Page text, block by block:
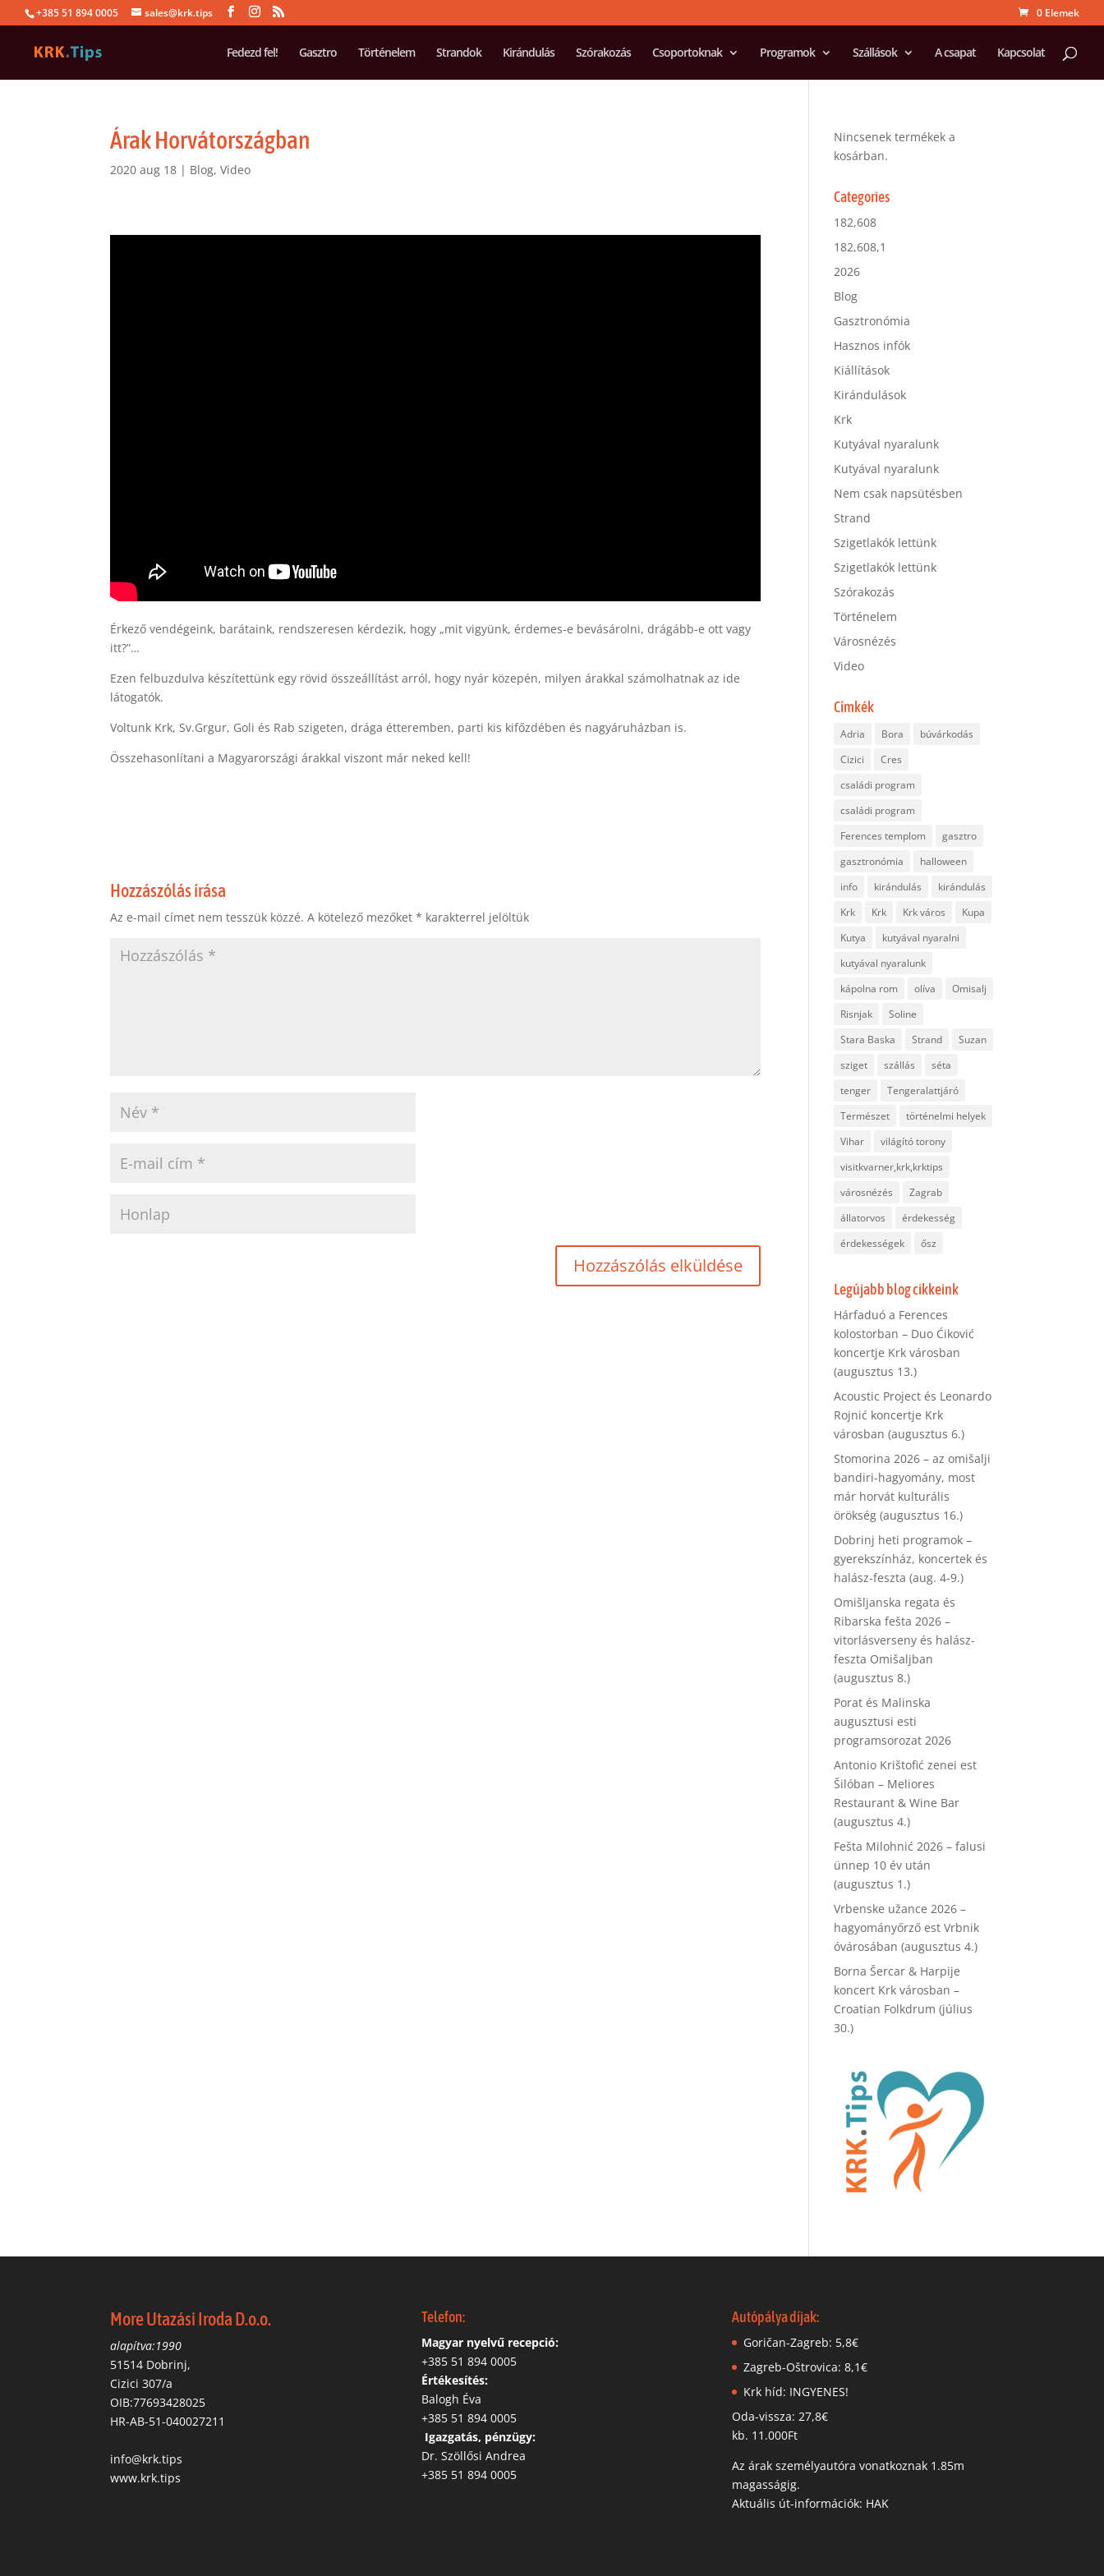
+385 51 894 0005 sales@krk.tips 0 Elemek
Fedezd fel! Gasztro Történelem Strandok Kirándulás Szórakozás Csoportoknak Programok Szállások A csapat Kapcsolat
Árak Horvátországban
2020 aug 18 | Blog,Video
Érkező vendégeink, barátaink, rendszeresen kérdezik, hogy „mit vigyünk, érdemes-e bevásárolni, drágább-e ott vagy
itt?”…
Ezen felbuzdulva készítettünk egy rövid összeállítást arról, hogy nyár közepén, milyen árakkal számolhatnak az ide
látogatók.
Voltunk Krk, Sv.Grgur, Goli és Rab szigeten, drága étteremben, parti kis kifőzdében és nagyáruházban is.
Összehasonlítani a Magyarországi árakkal viszont már neked kell!
Hozzászólás írása
Az e-mail címet nem tesszük közzé. A kötelező mezőket* karakterrel jelöltük
Nincsenek termékek a
kosárban.
Categories
182,608
182,608,1
2026
Blog
Gasztronómia
Hasznos infók
Kiállítások
Kirándulások
Krk
Kutyával nyaralunk
Kutyával nyaralunk
Nem csak napsütésben
Strand
Szigetlakók lettünk
Szigetlakók lettünk
Szórakozás
Történelem
Városnézés
Video
Címkék
Adria Bora
búvárkodás
Cizici
Cres
családi program
családi program
Ferences templom
gasztro
gasztronómia
halloween
info
kirándulás
kirándulás
Krk
Krk Krk város
Kupa
Kutya
kutyával nyaralni
kutyával nyaralunk
kápolna rom
olíva
Omisalj
Risnjak
Soline
Stara Baska
Strand
Suzan
sziget
szállás
séta
tenger
Tengeralattjáró
Természet
történelmi helyek
Vihar
világító torony
visitkvarner,krk,krktips
városnézés
Zagrab
állatorvos
érdekesség
érdekességek
ősz
Legújabb blog cikkeink
Hárfaduó a Ferences
kolostorban – Duo Ćiković
koncertje Krk városban
(augusztus 13.)
Acoustic Project és Leonardo
Rojnić koncertje Krk
városban (augusztus 6.)
Stomorina 2026 – az omišalji
bandiri-hagyomány, most
már horvát kulturális
örökség (augusztus 16.)
Dobrinj heti programok –
gyerekszínház, koncertek és
halász-feszta (aug. 4-9.)
Omišljanska regata és
Ribarska fešta 2026 –
vitorlásverseny és halász-
feszta Omišaljban
(augusztus 8.)
Porat és Malinska
augusztusi esti
programsorozat 2026
Antonio Krištofić zenei est
Šilóban – Meliores
Restaurant & Wine Bar
(augusztus 4.)
Fešta Milohnić 2026 – falusi
ünnep 10 év után
(augusztus 1.)
Vrbenske užance 2026 –
hagyományőrző est Vrbnik
óvárosában (augusztus 4.)
Borna Šercar & Harpije
koncert Krk városban –
Croatian Folkdrum (július
30.)
More Utazási Iroda D.o.o.
alapítva:1990
51514 Dobrinj,
Cizici 307/a
OIB:77693428025
HR-AB-51-040027211
info@krk.tips
www.krk.tips
Telefon:
Magyar nyelvű recepció:
‭+385 51 894 0005
Értékesítés:
Balogh Éva
+385 51 894 0005
Igazgatás, pénzügy:
Dr. Szöllősi Andrea
+385 51 894 0005
Autópálya díjak:
Goričan-Zagreb: 5,8€
Zagreb-Oštrovica: 8,1€
Krk híd: INGYENES!
Oda-vissza: 27,8€
kb. 11.000Ft
Az árak személyautóra vonatkoznak 1.85m
magasságig.
Aktuális út-információk: HAK